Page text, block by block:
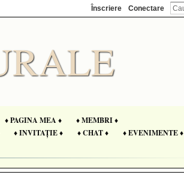
Înscriere Conectare
♦ PAGINA MEA ♦
♦ MEMBRI ♦
♦ INVITAȚIE ♦ ♦ CHAT ♦
♦ EVENIMENTE ♦